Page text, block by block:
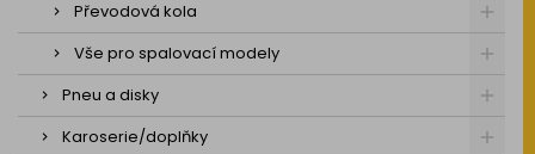
Převodová kola
Vše pro spalovací modely
Pneu a disky
Karoserie/doplňky